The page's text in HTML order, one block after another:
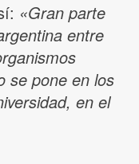
«Gran parte
entre
se pone en los
en el